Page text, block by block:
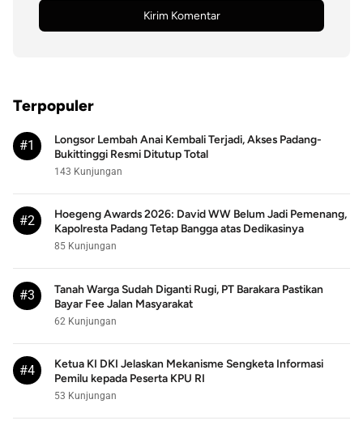
Terpopuler
#1
Longsor Lembah Anai Kembali Terjadi, Akses Padang-
Bukittinggi Resmi Ditutup Total
143 Kunjungan
#2
Hoegeng Awards 2026: David WW Belum Jadi Pemenang,
Kapolresta Padang Tetap Bangga atas Dedikasinya
85 Kunjungan
#3
Tanah Warga Sudah Diganti Rugi, PT Barakara Pastikan
Bayar Fee Jalan Masyarakat
62 Kunjungan
#4
Ketua KI DKI Jelaskan Mekanisme Sengketa Informasi
Pemilu kepada Peserta KPU RI
53 Kunjungan